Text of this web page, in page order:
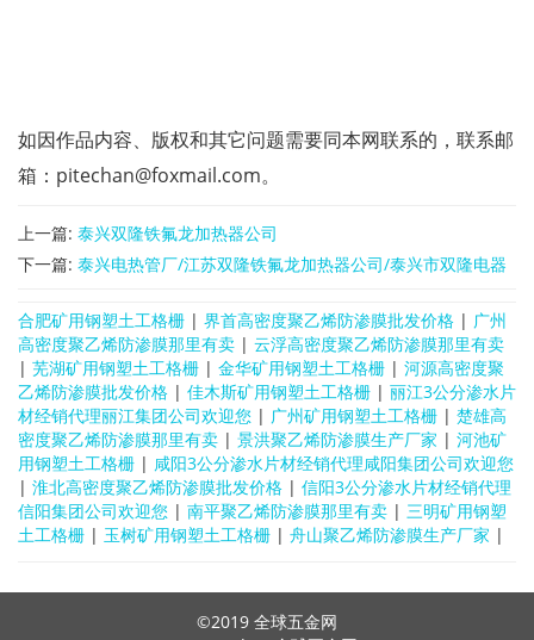
如因作品内容、版权和其它问题需要同本网联系的，联系邮
箱：pitechan@foxmail.com。
上一篇: 泰兴双隆铁氟龙加热器公司
下一篇: 泰兴电热管厂/江苏双隆铁氟龙加热器公司/泰兴市双隆电器
合肥矿用钢塑土工格栅 | 界首高密度聚乙烯防渗膜批发价格 | 广州
高密度聚乙烯防渗膜那里有卖 | 云浮高密度聚乙烯防渗膜那里有卖
| 芜湖矿用钢塑土工格栅 | 金华矿用钢塑土工格栅 | 河源高密度聚
乙烯防渗膜批发价格 | 佳木斯矿用钢塑土工格栅 | 丽江3公分渗水片
材经销代理丽江集团公司欢迎您 | 广州矿用钢塑土工格栅 | 楚雄高
密度聚乙烯防渗膜那里有卖 | 景洪聚乙烯防渗膜生产厂家 | 河池矿
用钢塑土工格栅 | 咸阳3公分渗水片材经销代理咸阳集团公司欢迎您
| 淮北高密度聚乙烯防渗膜批发价格 | 信阳3公分渗水片材经销代理
信阳集团公司欢迎您 | 南平聚乙烯防渗膜那里有卖 | 三明矿用钢塑
土工格栅 | 玉树矿用钢塑土工格栅 | 舟山聚乙烯防渗膜生产厂家 |
©2019 全球五金网